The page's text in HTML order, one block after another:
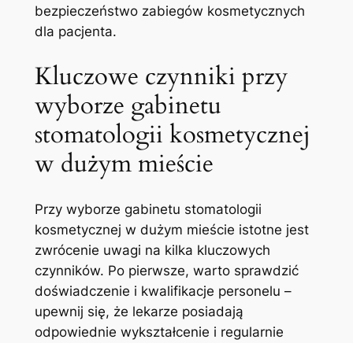
bezpieczeństwo zabiegów kosmetycznych
dla pacjenta.
Kluczowe czynniki przy
wyborze gabinetu
⁤stomatologii kosmetycznej
w dużym mieście
Przy wyborze gabinetu ⁤stomatologii
kosmetycznej ‌w dużym‍ mieście istotne⁤ jest
zwrócenie ‍uwagi na kilka kluczowych
‌czynników. Po pierwsze, warto ‍sprawdzić
doświadczenie‌ i kwalifikacje personelu –
upewnij się, że lekarze posiadają
⁣odpowiednie ​wykształcenie i regularnie